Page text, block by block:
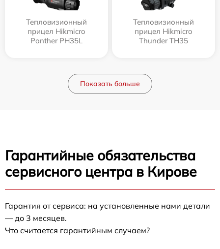
Тепловизионный
прицел Hikmicro
Panther PH35L
Тепловизионный
прицел Hikmicro
Thunder TH35
Показать больше
Гарантийные обязательства
сервисного центра в Кирове
Гарантия от сервиса: на установленные нами детали
— до 3 месяцев.
Что считается гарантийным случаем?